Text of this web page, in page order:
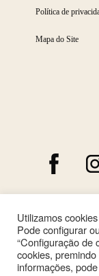
Política de
Mapa do Site
Utilizamos
Pode configurar
“Configuração de
cookies,
informações,